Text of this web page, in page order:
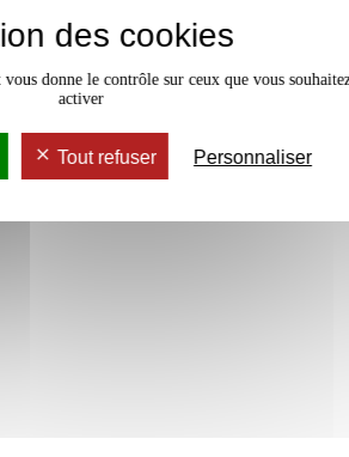
des cookies
donne le contrôle sur ceux que vous
activer
Tout refuser Personnaliser